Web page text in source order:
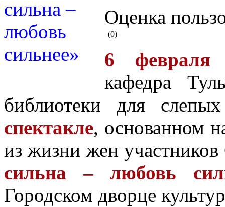
Оценка
(0)
6 февраля
кафедра
библиотеки для
спектакле, основанном
из жизни жен
сильна – любовь
Городском дворце